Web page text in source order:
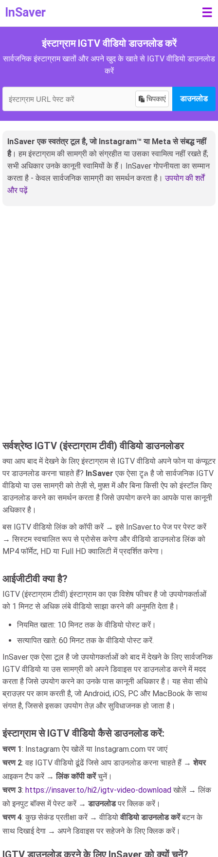
InSaver ☰
इंस्टाग्राम IGTV वीडियो डाउनलोड करें
सार्वजनिक इंस्टाग्राम खातों और अपने खुद के खाते से IGTV वीडियो डाउनलोड
करें
चिपकाएं डाउनलोड
InSaver एक स्वतंत्र टूल है, जो Instagram™ या Meta से संबद्ध नहीं
है। हम इंस्टाग्राम की सामग्री को संग्रहीत या उसका स्वामित्व नहीं रखते हैं;
सभी अधिकार उनके कानूनी स्वामियों के हैं। InSaver गोपनीयता का सम्मान
करता है - केवल सार्वजनिक सामग्री का समर्थन करता है।उपयोग की शर्तें
और पढ़ें
सर्वश्रेष्ठ IGTV (इंस्टाग्राम टीवी) वीडियो डाउनलोडर
क्या आप बाद में देखने के लिए इंस्टाग्राम से IGTV वीडियो अपने फोन या कंप्यूटर
पर डाउनलोड करना चाहते हैं? InSaver एक ऐसा टูล है जो सार्वजनिक IGTV
वीडियो या उस सामग्री को तेज़ी से, मुफ़्त में और बिना किसी ऐप को इंस्टॉल किए
डाउनलोड करने का समर्थन करता है जिसे उपयोग करने का आपके पास कानूनी
अधिकार है।
बस IGTV वीडियो लिंक को कॉपी करें → इसे InSaver.to पेज पर पेस्ट करें
→ सिस्टम स्वचालित रूप से प्रोसेस करेगा और वीडियो डाउनलोड लिंक को
MP4 फॉर्मेट, HD या Full HD क्वालिटी में प्रदर्शित करेगा।
आईजीटीवी क्या है?
IGTV (इंस्टाग्राम टीवी) इंस्टाग्राम का एक विशेष फीचर है जो उपयोगकर्ताओं
को 1 मिनट से अधिक लंबे वीडियो साझा करने की अनुमति देता है।
नियमित खाता: 10 मिनट तक के वीडियो पोस्ट करें।
सत्यापित खाते: 60 मिनट तक के वीडियो पोस्ट करें.
InSaver एक ऐसा टूल है जो उपयोगकर्ताओं को बाद में देखने के लिए सार्वजनिक
IGTV वीडियो या उस सामग्री को अपने डिवाइस पर डाउनलोड करने में मदद
करता है जिसे उपयोग करने का उनके पास कानूनी अधिकार है। यह सेवा सीधे
ब्राउज़र पर काम करती है, जो Android, iOS, PC और MacBook के साथ
संगत है, जिससे इसका उपयोग तेज़ और सुविधाजनक हो जाता है।
इंस्टाग्राम से IGTV वीडियो कैसे डाउनलोड करें:
चरण 1: Instagram ऐप खोलें या Instagram.com पर जाएं
चरण 2: वह IGTV वीडियो ढूंढें जिसे आप डाउनलोड करना चाहते हैं →शेयर
आइकन टैप करें →लिंक कॉपी करेंचुनें।
चरण 3: https://insaver.to/hi2/igtv-video-download खोलें → लिंक
को इनपुट बॉक्स में पेस्ट करें →डाउनलोडपर क्लिक करें।
चरण 4: कुछ सेकंड प्रतीक्षा करें → वीडियोवीडियो डाउनलोड करेंबटन के
साथ दिखाई देगा → अपने डिवाइस पर सहेजने के लिए क्लिक करें।
IGTV डाउनलोड करने के लिए InSaver को क्यों चुनें?